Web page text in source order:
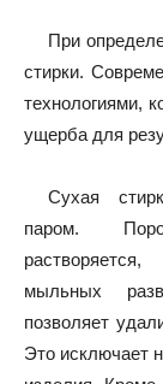
При
стирки.
технологиями,
ущерба для
Сухая
паром.
мыльных
позволяет
Это исключает